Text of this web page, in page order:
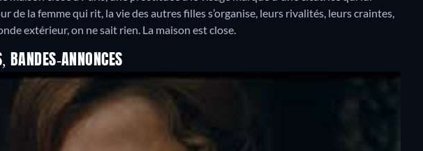
de la femme qui rit, la vie des autres filles s’organise, leurs rivalités, leurs craintes,
extérieur, on ne sait rien. La maison est close.
BANDES-ANNONCES